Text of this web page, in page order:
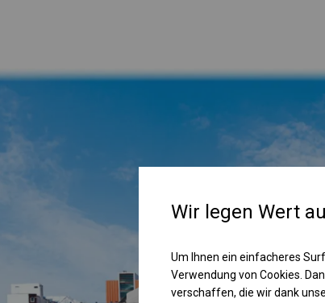
Wir legen Wert
Um Ihnen ein einfacheres
Verwendung von Cookies.
verschaffen, die wir dank